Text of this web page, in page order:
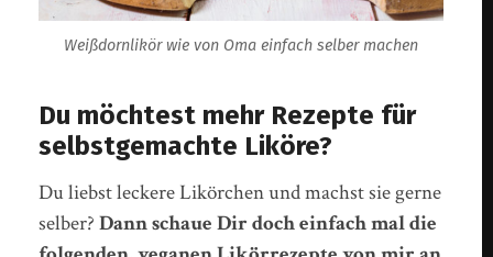
Weißdornlikör wie von Oma einfach selber machen
Du möchtest mehr Rezepte für
selbstgemachte Liköre?
Du liebst leckere Likörchen und machst sie gerne
selber?Dann schaue Dir doch einfach mal die